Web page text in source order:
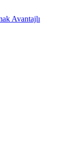
Avantajlı